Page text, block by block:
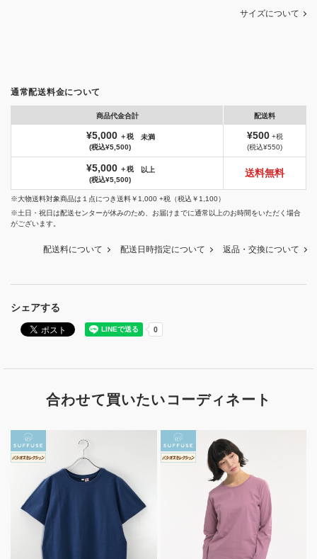
シェアする
サイズについて
通常配送料金について
商品代金合計 配送料
¥5,000 ＋税
(税込¥5,500)
未満 ¥500+税
(税込¥550)
¥5,000 ＋税
(税込¥5,500)
以上 送料無料
※大物送料対象商品は１点につき送料￥1,000 +税（税込￥1,100）
※土日・祝日は配送センターが休みのため、お届けまでに通常以上のお時間をいただく場合
がございます。
配送料について 配送日時指定について 返品・交換について
合わせて買いたいコーディネート